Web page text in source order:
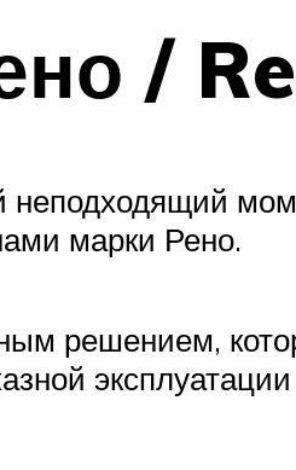
/
марки Рено.
решением,